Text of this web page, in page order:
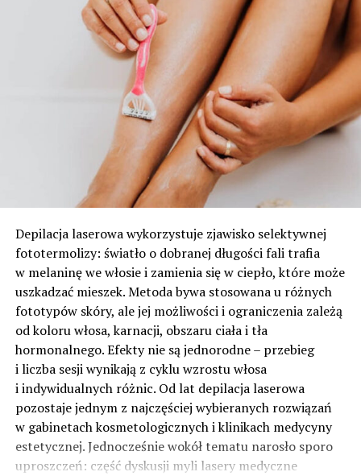
Depilacja laserowa wykorzystuje zjawisko selektywnej
fototermolizy: światło o dobranej długości fali trafia
w melaninę we włosie i zamienia się w ciepło, które może
uszkadzać mieszek. Metoda bywa stosowana u różnych
fototypów skóry, ale jej możliwości i ograniczenia zależą
od koloru włosa, karnacji, obszaru ciała i tła
hormonalnego. Efekty nie są jednorodne – przebieg
i liczba sesji wynikają z cyklu wzrostu włosa
i indywidualnych różnic. Od lat depilacja laserowa
pozostaje jednym z najczęściej wybieranych rozwiązań
w gabinetach kosmetologicznych i klinikach medycyny
estetycznej. Jednocześnie wokół tematu narosło sporo
uproszczeń: część dyskusji myli lasery medyczne